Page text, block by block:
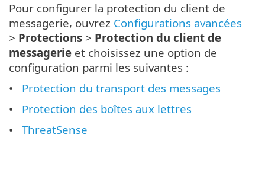
Pour configurer la protection du client de
messagerie, ouvrez Configurations avancées
> Protections > Protection du client de
messagerie et choisissez une option de
configuration parmi les suivantes :
Protection du transport des messages
Protection des boîtes aux lettres
ThreatSense